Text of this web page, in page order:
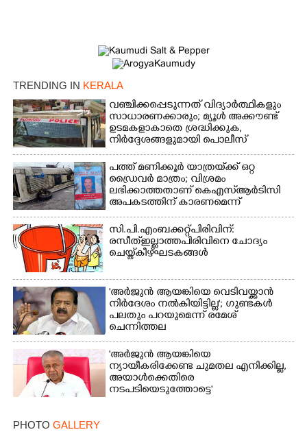
TRENDING IN KERALA
വഞ്ചിക്കപ്പെടുന്നത് വിദ്യാർത്ഥികളും
സാധാരണക്കാരും; മ്യൂൾ അക്കൗണ്ട്
ഉടമകളാകാതെ ശ്രദ്ധിക്കുക,
നിർദ്ദേശങ്ങളുമായി പൊലീസ്
പത്ത് മണിക്കൂർ യാത്രയ്‌ക്ക് ഒറ്റ
ഡ്രൈവർ മാത്രം; വിശ്രമം
ലഭിക്കാത്തതാണ് കെഎസ്‌ആർടിസി
അപകടത്തിന് കാരണമെന്ന്
വിമർശനം
സി.പി.എം ബക്കറ്റ് പിരിവിന്:
രസീത് ഇല്ലാത്ത പിരിവിനെ ചോദ്യം
ചെയ്ത് കീഴ്ഘടകങ്ങൾ
'അർജുൻ ആയങ്കിയെ വെടിവയ്ക്കാൻ
നിർദേശം നൽകിയിട്ടില്ല'; ഗുണ്ടകൾ
പലതും പറയുമെന്ന് രമേശ്
ചെന്നിത്തല
'അർജുൻ ആയങ്കിയെ
ന്യായീകരിക്കേണ്ട ചുമതല എനിക്കില്ല,
അയാൾക്കെതിരെ
നടപടിയെടുത്തോട്ടെ'
PHOTO GALLERY
Share this link
Copy Link